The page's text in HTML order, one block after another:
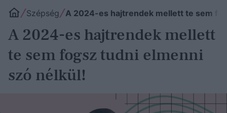
Szépség A 2024-es hajtrendek mellett te sem
A 2024-es hajtrendek mellett
te sem fogsz tudni elmenni
szó nélkül!